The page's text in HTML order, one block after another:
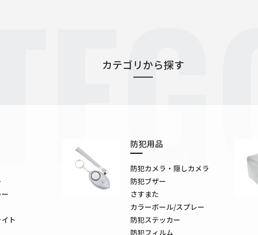
カテゴリから探す
ト
防犯用品
防犯カメラ・隠しカメラ
防犯ブザー
さすまた
カラーボール/スプレー
防犯ステッカー
防犯フィルム